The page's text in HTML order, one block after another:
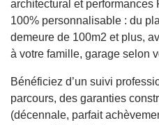
architectural et performances
100% personnalisable : du
demeure de 100m2 et plus,
à votre famille, garage selon
Bénéficiez d’un suivi
parcours, des garanties
(décennale, parfait